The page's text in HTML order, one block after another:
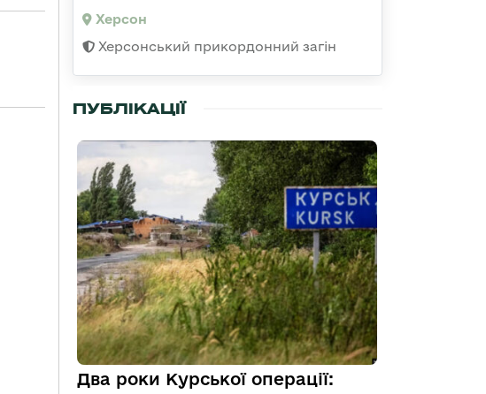
Херсон
Херсонський прикордонний загін
ПУБЛІКАЦІЇ
Два роки Курської операції: